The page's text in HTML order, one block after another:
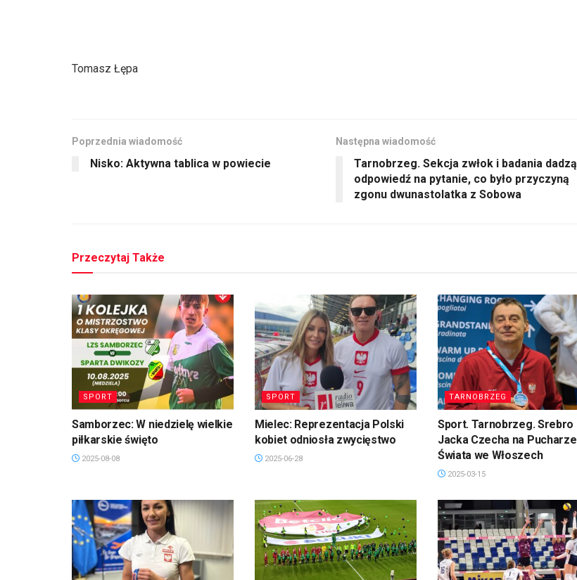
Tomasz Łępa
Poprzednia wiadomość
Nisko: Aktywna tablica w powiecie
Następna wiadomość
Tarnobrzeg. Sekcja zwłok i badania dadzą
odpowiedź na pytanie, co było przyczyną
zgonu dwunastolatka z Sobowa
Przeczytaj Także
SPORT
Samborzec: W niedzielę wielkie
piłkarskie święto
2025-08-08
SPORT
Mielec: Reprezentacja Polski
kobiet odniosła zwycięstwo
2025-06-28
TARNOBRZEG
Sport. Tarnobrzeg. Srebro
Jacka Czecha na Pucharze
Świata we Włoszech
2025-03-15